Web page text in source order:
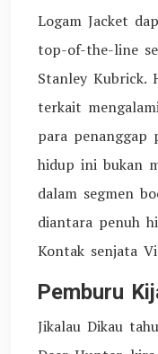
Logam Jacket
top-of-the-line
Stanley Kubrick.
terkait
para penanggap
hidup ini bukan
dalam segmen
diantara penuh
Kontak senjata
Pemburu
Jikalau Dikau